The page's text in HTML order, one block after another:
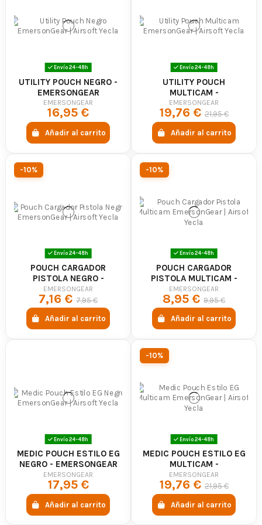
Envío 24-48h
UTILITY POUCH NEGRO -
EMERSONGEAR
EMERSONGEAR
16,95 €
Añadir al carrito
Envío 24-48h
UTILITY POUCH
MULTICAM -
EMERSONGEAR
EMERSONGEAR
19,76 €21,95 €
Añadir al carrito
-10%
Envío 24-48h
POUCH CARGADOR
PISTOLA NEGRO -
EMERSONGEAR
EMERSONGEAR
7,16 € 7,95 €
Añadir al carrito
-10%
Envío 24-48h
POUCH CARGADOR
PISTOLA MULTICAM -
EMERSONGEAR
EMERSONGEAR
8,95 € 9,95 €
Añadir al carrito
Envío 24-48h
MEDIC POUCH ESTILO EG
NEGRO - EMERSONGEAR
EMERSONGEAR
17,95 €
Añadir al carrito
-10%
Envío 24-48h
MEDIC POUCH ESTILO EG
MULTICAM -
EMERSONGEAR
EMERSONGEAR
19,76 € 21,95 €
Añadir al carrito